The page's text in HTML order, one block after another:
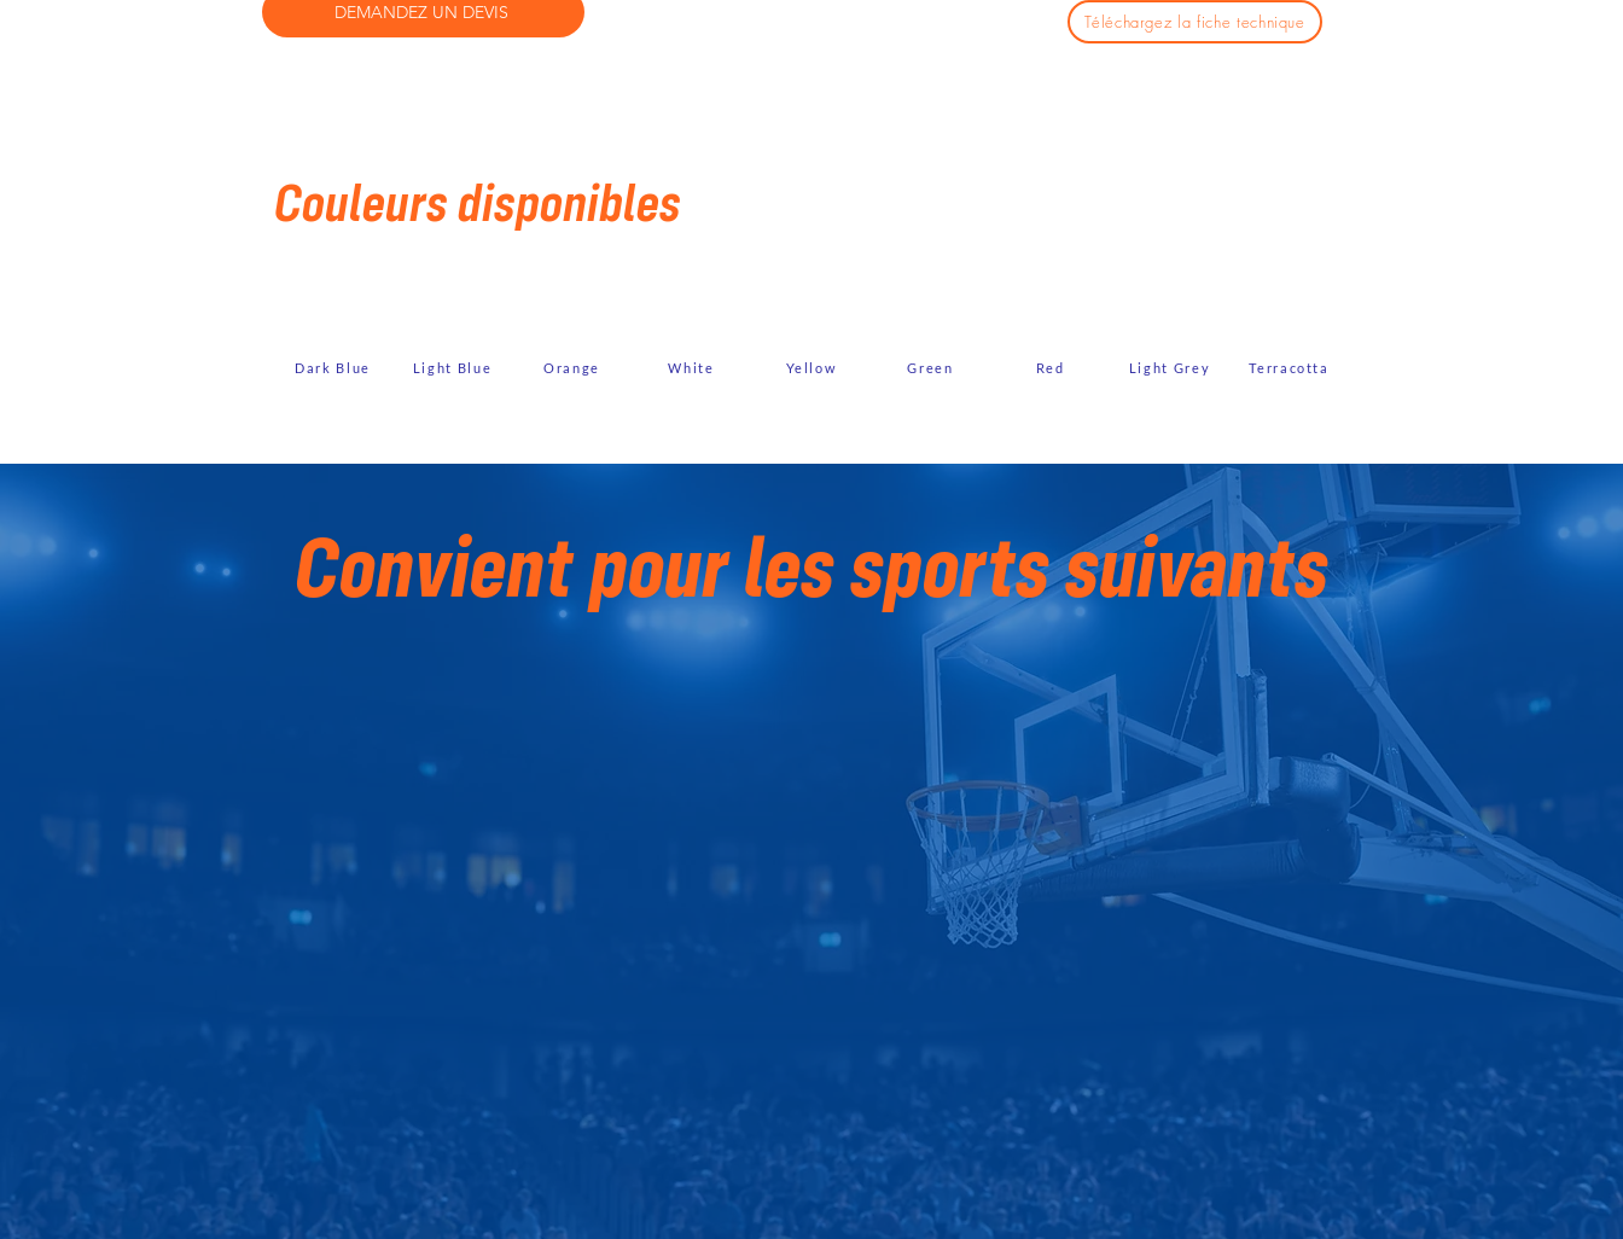
DEMANDEZ UN DEVIS Téléchargez la fiche technique
Couleurs disponibles
Dark Blue Light Blue Orange White Yellow Green Red Light Grey Terracotta
Convient pour les sports suivants